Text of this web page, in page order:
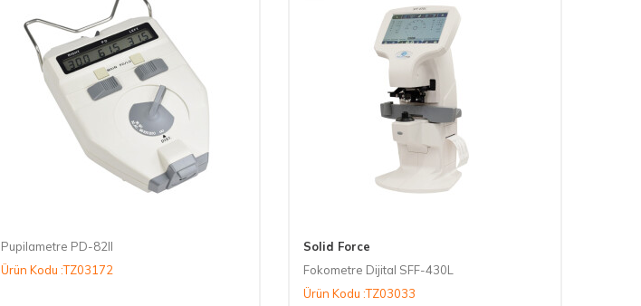
Pupilametre PD-82II
Ürün Kodu :TZ03172
Solid Force
Fokometre Dijital SFF-430L
Ürün Kodu :TZ03033